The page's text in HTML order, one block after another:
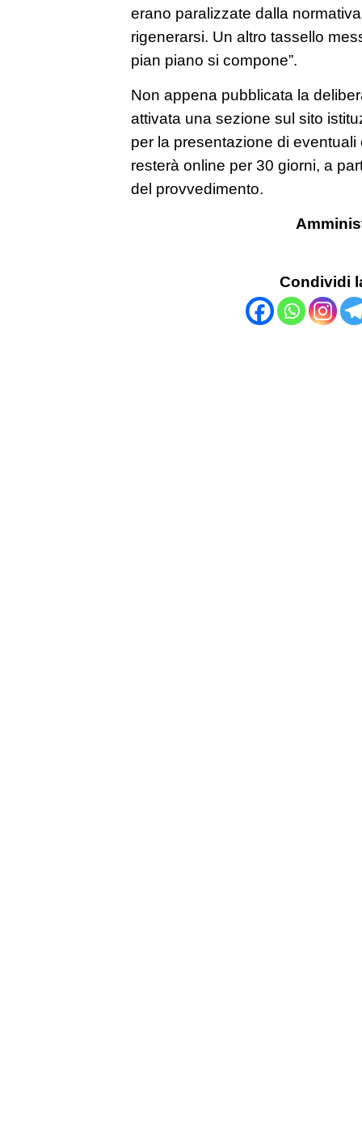
erano paralizzate dalla
rigenerarsi. Un altro tassello
pian piano si compone”.
Non appena pubblicata la
attivata una sezione sul sito
per la presentazione di
resterà online per 30 giorni, a
del provvedimento.
Condividi